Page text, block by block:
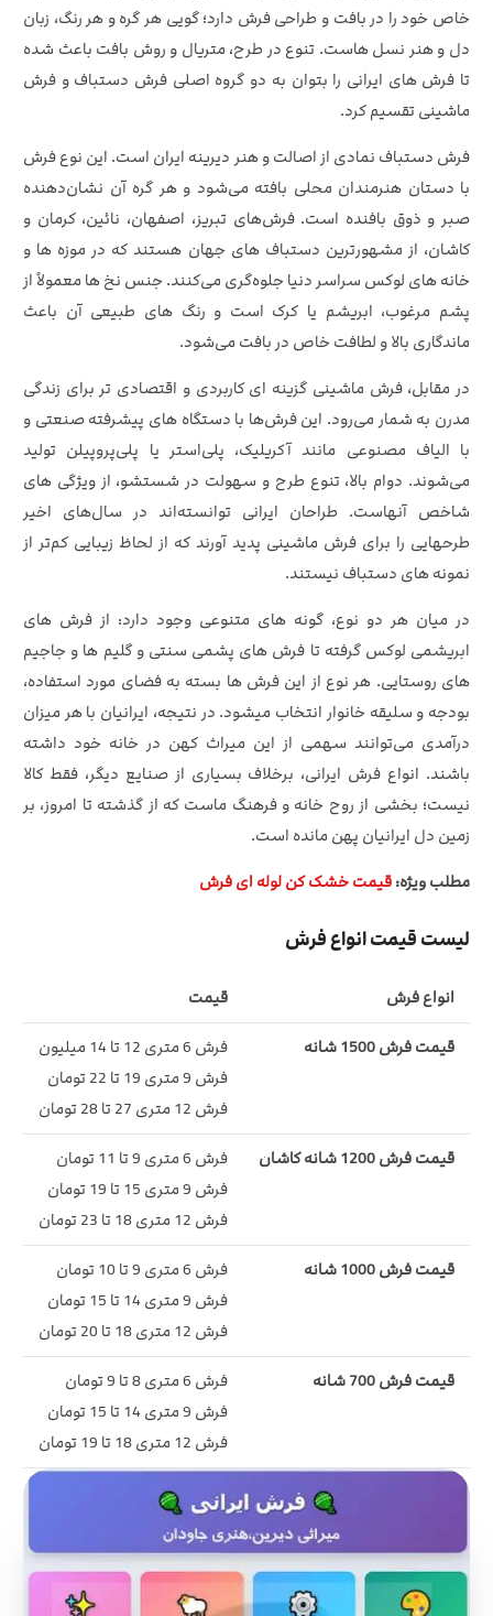
خاص خود را در بافت و طراحی فرش دارد؛ گویی هر گره و هر رنگ، زبان
دل و هنر نسل‌ هاست. تنوع در طرح، متریال و روش بافت باعث شده
تا فرش‌ های ایرانی را بتوان به دو گروه اصلی فرش دستباف و فرش
ماشینی تقسیم کرد.
فرش دستباف نمادی از اصالت و هنر دیرینه ایران است. این نوع فرش
با دستان هنرمندان محلی بافته می‌شود و هر گره آن نشان‌دهنده
صبر و ذوق بافنده است. فرش‌های تبریز، اصفهان، نائین، کرمان و
کاشان، از مشهورترین دستباف‌ های جهان‌ هستند که در موزه‌ ها و
خانه‌ های لوکس سراسر دنیا جلوه‌گری می‌کنند. جنس نخ‌ ها معمولاً از
پشم مرغوب، ابریشم یا کرک است و رنگ‌ های طبیعی آن باعث
ماندگاری بالا و لطافت خاص در بافت می‌شود.
در مقابل، فرش ماشینی گزینه‌ ای کاربردی و اقتصادی‌ تر برای زندگی
مدرن به شمار می‌رود. این فرش‌ها با دستگاه‌ های پیشرفته صنعتی و
با الیاف مصنوعی مانند آکریلیک، پلی‌استر یا پلی‌پروپیلن تولید
می‌شوند. دوام بالا، تنوع طرح و سهولت در شستشو، از ویژگی‌ های
شاخص آنهاست. طراحان ایرانی توانسته‌اند در سال‌های اخیر
طرحهایی را برای فرش ماشینی پدید آورند که از لحاظ زیبایی کم‌تر از
نمونه‌ های دستباف نیستند.
در میان هر دو نوع، گونه‌ های متنوعی وجود دارد: از فرش‌ های
ابریشمی لوکس گرفته تا فرش‌ های پشمی سنتی و گلیم‌ ها و جاجیم‌
های روستایی. هر نوع از این فرش‌ ها بسته به فضای مورد استفاده،
بودجه و سلیقه خانوار انتخاب میشود. در نتیجه، ایرانیان با هر میزان
درآمدی می‌توانند سهمی از این میراث کهن در خانه خود داشته
باشند. انواع فرش ایرانی، برخلاف بسیاری از صنایع دیگر، فقط کالا
نیست؛ بخشی از روح خانه و فرهنگ ماست که از گذشته تا امروز، بر
زمین دل ایرانیان پهن مانده است.
مطلب ویژه:قیمت خشک کن لوله ای فرش
لیست قیمت انواع فرش
انواع فرش قیمت
قیمت فرش 1500 شانه
فرش 6 متری 12 تا 14 میلیون
فرش 9 متری 19 تا 22 تومان
فرش 12 متری 27 تا 28 تومان
قیمت فرش 1200 شانه کاشان
فرش 6 متری 9 تا 11 تومان
فرش 9 متری 15 تا 19 تومان
فرش 12 متری 18 تا 23 تومان
قیمت فرش 1000 شانه
فرش 6 متری 9 تا 10 تومان
فرش 9 متری 14 تا 15 تومان
فرش 12 متری 18 تا 20 تومان
قیمت فرش 700 شانه
فرش 6 متری 8 تا 9 تومان
فرش 9 متری 14 تا 15 تومان
فرش 12 متری 18 تا 19 تومان